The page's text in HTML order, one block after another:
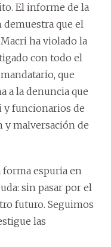
El informe de la
que el
ha violado la
con todo el
que
a la denuncia que
y funcionarios de
y malversación de
forma espuria en
sin pasar por el
futuro. Seguimos
las